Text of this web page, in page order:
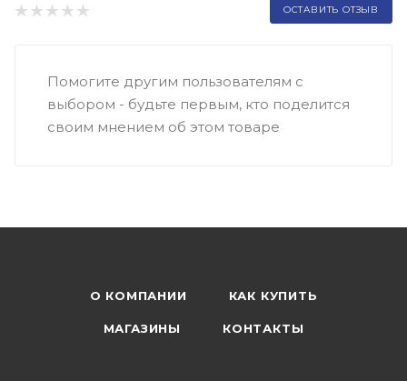
ОСТАВИТЬ ОТЗЫВ
Помогите другим пользователям с
выбором - будьте первым, кто поделится
своим мнением об этом товаре
О КОМПАНИИ КАК КУПИТЬ
МАГАЗИНЫ КОНТАКТЫ